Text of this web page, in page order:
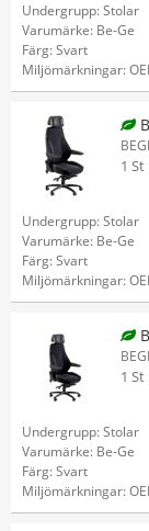
Undergrupp: Stolar
Varumärke: Be-Ge
Färg: Svart
Miljömärkningar:
1 St
Undergrupp: Stolar
Varumärke: Be-Ge
Färg: Svart
Miljömärkningar:
1 St
Undergrupp: Stolar
Varumärke: Be-Ge
Färg: Svart
Miljömärkningar: